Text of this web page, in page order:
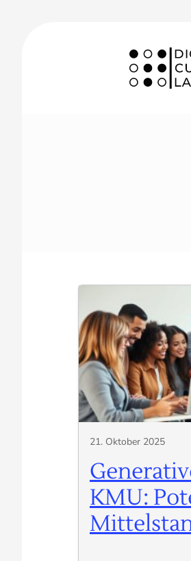
21. Oktober 2025
KMU: